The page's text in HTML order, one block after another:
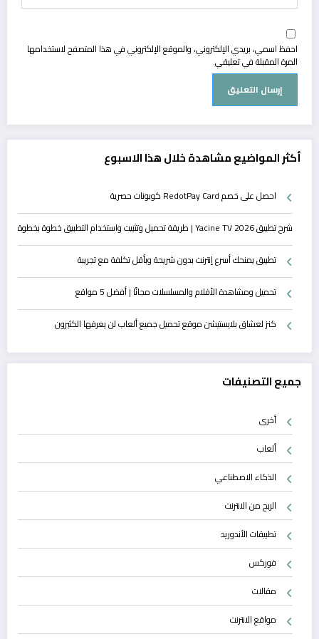
احفظ اسمي، بريدي الإلكتروني، والموقع الإلكتروني في هذا المتصفح لاستخدامها
المرة المقبلة في تعليقي.
أكثر المواضيع مشاهدة خلال هذا الاسبوع
احصل على خصم RedotPay Card كوبونات حصرية
شرح تطبيق Yacine TV 2026 | طريقة تحميل وتثبيت واستخدام التطبيق خطوة بخطوة
تطبيق يمنحك أسرع إنترنت بدون شريحة وبأقل تكلفة مع تجريبة
تحميل ومشاهدة الأفلام والمسلسلات مجانًا | أفضل 5 مواقع
كنز لعشاق بلايستيشن موقع تحميل جميع ألعاب لن يعرفها الكثيرون
جميع التصنيفات
أخرى
ألعاب
الذكاء الاصطناعي
الربح من الانترنت
تطبيقات الأندوريد
فوركس
مقالات
مواقع الانترنت